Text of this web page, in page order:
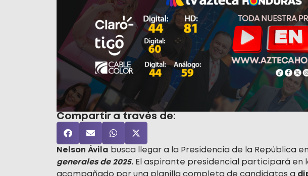
Compartir a través de:
Nelson Ávila busca llegar a la Presidencia de la República
generales de 2025. El aspirante presidencial participará en
acompañado por una planilla completa de candidatos a